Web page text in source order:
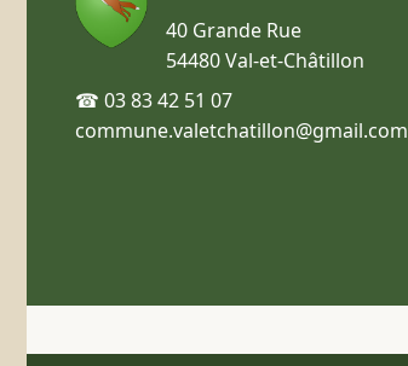
40 Grande Rue
54480 Val-et-Châtillon
☎ 03 83 42 51 07
commune.valetchatillon@gmail.com